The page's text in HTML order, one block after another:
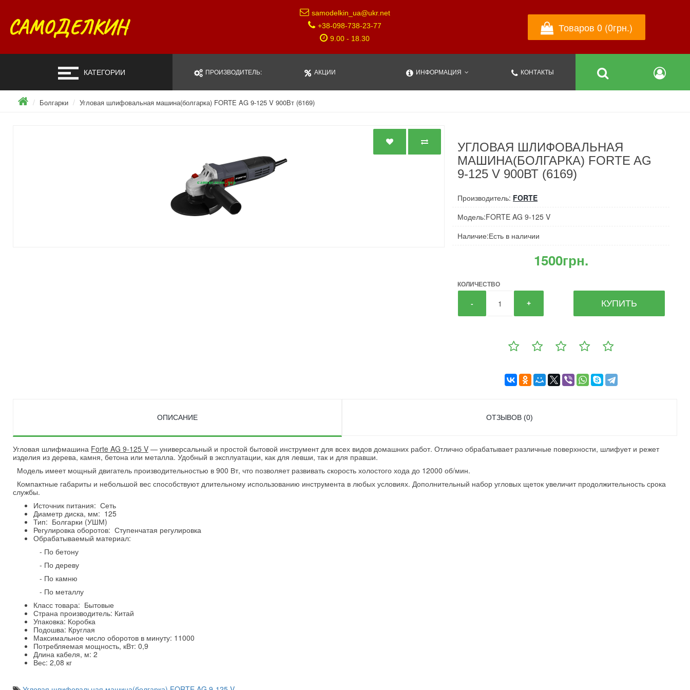
САМОДЕЛКИН
samodelkin_ua@ukr.net
+38-098-738-23-77
9.00 - 18.30
Товаров 0 (0грн.)
КАТЕГОРИИ ПРОИЗВОДИТЕЛЬ: АКЦИИ ИНФОРМАЦИЯ КОНТАКТЫ
Болгарки Угловая шлифовальная машина(болгарка) FORTE AG 9-125 V 900Вт (6169)
УГЛОВАЯ ШЛИФОВАЛЬНАЯ
МАШИНА(БОЛГАРКА) FORTE AG
9-125 V 900ВТ (6169)
Производитель: FORTE
Модель:FORTE AG 9-125 V
Наличие:Есть в наличии
1500грн.
КОЛИЧЕСТВО
- + КУПИТЬ
ОПИСАНИЕ ОТЗЫВОВ (0)
Угловая шлифмашина Forte AG 9-125 V — универсальный и простой бытовой инструмент для всех видов домашних работ. Отлично обрабатывает различные поверхности, шлифует и режет
изделия из дерева, камня, бетона или металла. Удобный в эксплуатации, как для левши, так и для правши.
Модель имеет мощный двигатель производительностью в 900 Вт, что позволяет развивать скорость холостого хода до 12000 об/мин.
Компактные габариты и небольшой вес способствуют длительному использованию инструмента в любых условиях. Дополнительный набор угловых щеток увеличит продолжительность срока
службы.
Источник питания: Сеть
Диаметр диска, мм: 125
Тип: Болгарки (УШМ)
Регулировка оборотов: Ступенчатая регулировка
Обрабатываемый материал:
- По бетону
- По дереву
- По камню
- По металлу
Класс товара: Бытовые
Страна производитель: Китай
Упаковка: Коробка
Подошва: Круглая
Максимальное число оборотов в минуту: 11000
Потребляемая мощность, кВт: 0,9
Длина кабеля, м: 2
Вес: 2,08 кг